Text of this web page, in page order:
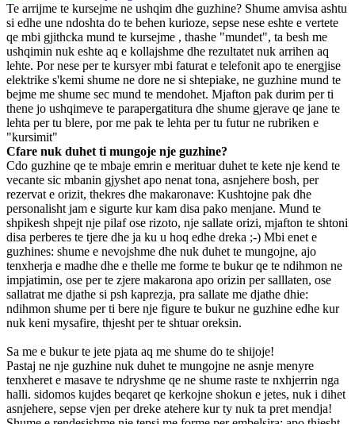
Te arrijme te kursejme ne ushqim dhe guzhine? Shume amvisa ashtu
si edhe une ndoshta do te behen kurioze, sepse nese eshte e vertete
qe mbi gjithcka mund te kursejme , thashe "mundet", ta besh me
ushqimin nuk eshte aq e kollajshme dhe rezultatet nuk arrihen aq
lehte. Por nese per te kursyer mbi faturat e telefonit apo te energjise
elektrike s'kemi shume ne dore ne si shtepiake, ne guzhine mund te
bejme me shume sec mund te mendohet. Mjafton pak durim per ti
thene jo ushqimeve te parapergatitura dhe shume gjerave qe jane te
lehta per tu blere, por me pak te lehta per tu futur ne rubriken e
"kursimit"
Cfare nuk duhet ti mungoje nje guzhine?
Cdo guzhine qe te mbaje emrin e merituar duhet te kete nje kend te
vecante sic mbanin gjyshet apo nenat tona, asnjehere bosh, per
rezervat e orizit, thekres dhe makaronave: Kushtojne pak dhe
personalisht jam e sigurte kur kam disa pako menjane. Mund te
shpikesh shpejt nje pilaf ose rizoto, nje sallate orizi, mjafton te shtoni
disa perberes te tjere dhe ja ku u hoq edhe dreka ;-) Mbi enet e
guzhines: shume e nevojshme dhe nuk duhet te mungojne, ajo
tenxherja e madhe dhe e thelle me forme te bukur qe te ndihmon ne
impjatimin, ose per te zjere makarona apo orizin per salllaten, ose
sallatrat me djathe si psh kaprezja, pra sallate me djathe dhie:
ndihmon shume per ti bere nje figure te bukur ne guzhine edhe kur
nuk keni mysafire, thjesht per te shtuar oreksin.
Sa me e bukur te jete pjata aq me shume do te shijoje!
Pastaj ne nje guzhine nuk duhet te mungojne ne asnje menyre
tenxheret e masave te ndryshme qe ne shume raste te nxhjerrin nga
halli. sidomos kujdes beqaret qe kerkojne shokun e jetes, nuk i dihet
asnjehere, sepse vjen per dreke atehere kur ty nuk ta pret mendja!